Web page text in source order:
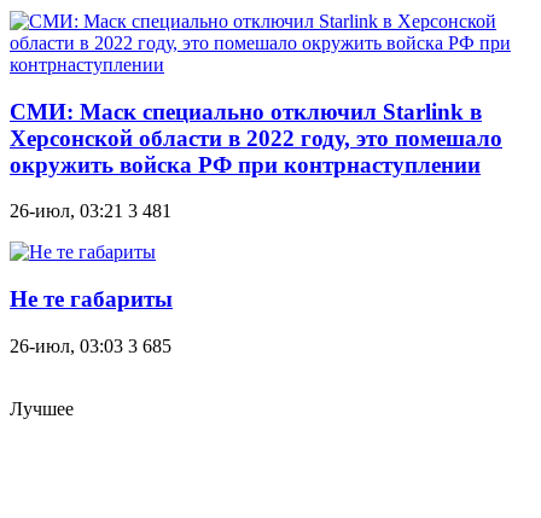
СМИ: Маск специально отключил Starlink в
Херсонской области в 2022 году, это помешало
окружить войска РФ при контрнаступлении
26-июл, 03:21 3 481
Не те габариты
26-июл, 03:03 3 685
Лучшее